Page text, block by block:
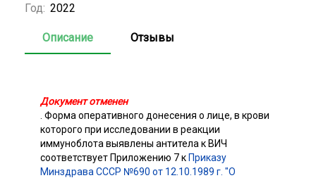
Год: 2022
Описание Отзывы
Документ отменен
. Форма оперативного донесения о лице, в крови
которого при исследовании в реакции
иммуноблота выявлены антитела к ВИЧ
соответствует Приложению 7 к Приказу
Минздрава СССР №690 от 12.10.1989 г. "О